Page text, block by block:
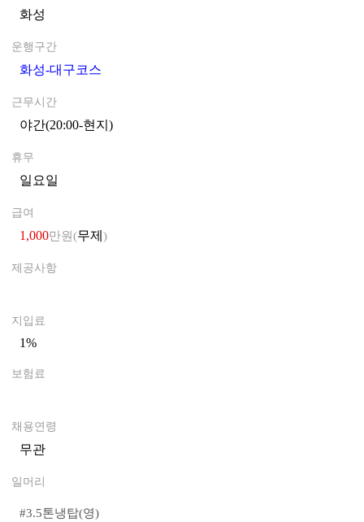
화성
운행구간
화성-대구코스
근무시간
야간(20:00-현지)0
휴무
일요일
급여
1,000만원(무제 )
제공사항
지입료
1%0
보험료
채용연령
무관
일머리
#3.5톤냉탑(영)